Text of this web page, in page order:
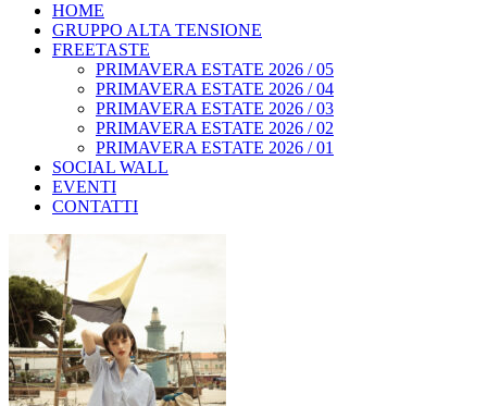
HOME
GRUPPO ALTA TENSIONE
FREETASTE
PRIMAVERA ESTATE 2026 / 05
PRIMAVERA ESTATE 2026 / 04
PRIMAVERA ESTATE 2026 / 03
PRIMAVERA ESTATE 2026 / 02
PRIMAVERA ESTATE 2026 / 01
SOCIAL WALL
EVENTI
CONTATTI